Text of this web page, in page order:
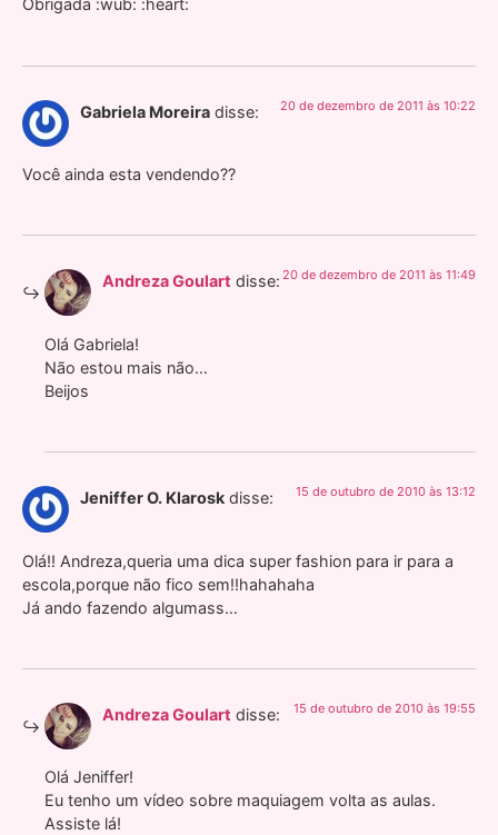
Obrigada :wub: :heart:
Gabriela Moreira disse: 20 de dezembro de 2011 às 10:22
Você ainda esta vendendo??
Andreza Goulart disse: 20 de dezembro de 2011 às 11:49
Olá Gabriela!
Não estou mais não…
Beijos
Jeniffer O. Klarosk disse: 15 de outubro de 2010 às 13:12
Olá!! Andreza,queria uma dica super fashion para ir para a
escola,porque não fico sem!!hahahaha
Já ando fazendo algumass…
Andreza Goulart disse: 15 de outubro de 2010 às 19:55
Olá Jeniffer!
Eu tenho um vídeo sobre maquiagem volta as aulas.
Assiste lá!